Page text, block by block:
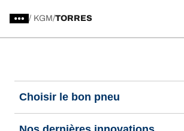
/ KGM TORRES
Choisir le bon pneu